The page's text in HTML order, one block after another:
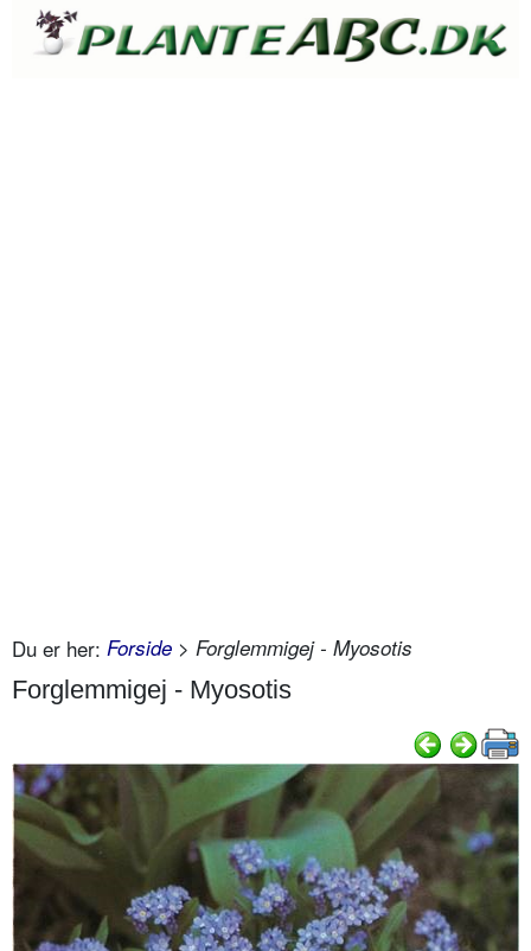
Du er her: Forside > Forglemmigej - Myosotis
Forglemmigej - Myosotis